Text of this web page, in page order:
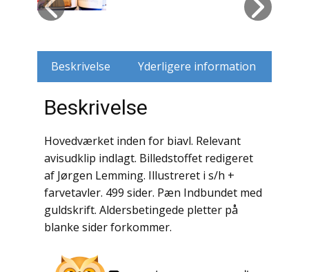
Husdyr
Jernbaner
Kirkehistorie / Religion
Krige / Slag
Krop / Sind
Kunst
Landbrug / Skovbrug
Litteraturhistorie
Beskrivelse Yderligere information
Beskrivelse
Hovedværket inden for biavl. Relevant
avisudklip indlagt. Billedstoffet redigeret
af Jørgen Lemming. Illustreret i s/h +
farvetavler. 499 sider. Pæn Indbundet med
guldskrift. Aldersbetingede pletter på
blanke sider forkommer.